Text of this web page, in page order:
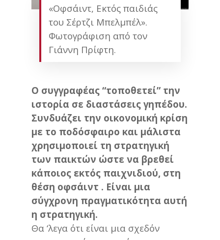
«Οφσάιντ, Εκτός παιδιάς
του Σέρτζι Μπελμπέλ».
Φωτογράφιση από τον
Γιάννη Πρίφτη.
Ο συγγραφέας “τοποθετεί” την
ιστορία σε διαστάσεις γηπέδου.
Συνδυάζει την οικονομική κρίση
με το ποδόσφαιρο και μάλιστα
χρησιμοποιεί τη στρατηγική
των παικτών ώστε να βρεθεί
κάποιος εκτός παιχνιδιού, στη
θέση οφσάιντ . Είναι μια
σύγχρονη πραγματικότητα αυτή
η στρατηγική.
Θα ‘λεγα ότι είναι μια σχεδόν